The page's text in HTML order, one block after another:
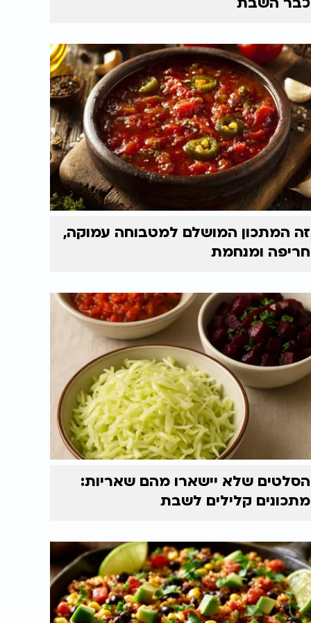
זה המתכון המושלם למטבוחה עמוקה,
חריפה ומנחמת
הסלטים שלא יישארו מהם שאריות:
מתכונים קלילים לשבת